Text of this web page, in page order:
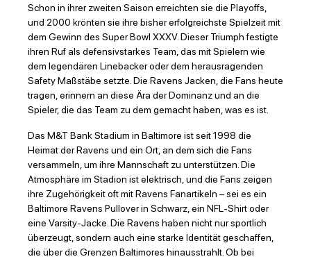
Schon in ihrer zweiten Saison erreichten sie die Playoffs,
und 2000 krönten sie ihre bisher erfolgreichste Spielzeit mit
dem Gewinn des Super Bowl XXXV. Dieser Triumph festigte
ihren Ruf als defensivstarkes Team, das mit Spielern wie
dem legendären Linebacker oder dem herausragenden
Safety Maßstäbe setzte. Die Ravens Jacken, die Fans heute
tragen, erinnern an diese Ära der Dominanz und an die
Spieler, die das Team zu dem gemacht haben, was es ist.
Das M&T Bank Stadium in Baltimore ist seit 1998 die
Heimat der Ravens und ein Ort, an dem sich die Fans
versammeln, um ihre Mannschaft zu unterstützen. Die
Atmosphäre im Stadion ist elektrisch, und die Fans zeigen
ihre Zugehörigkeit oft mit Ravens Fanartikeln – sei es ein
Baltimore Ravens Pullover in Schwarz, ein NFL-Shirt oder
eine Varsity-Jacke. Die Ravens haben nicht nur sportlich
überzeugt, sondern auch eine starke Identität geschaffen,
die über die Grenzen Baltimores hinausstrahlt. Ob bei